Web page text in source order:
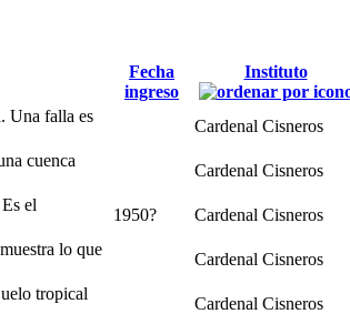
Fecha
ingreso
Instituto
Una falla es
Cardenal Cisneros
cuenca
Cardenal Cisneros
el
1950? Cardenal Cisneros
lo que
Cardenal Cisneros
tropical
Cardenal Cisneros